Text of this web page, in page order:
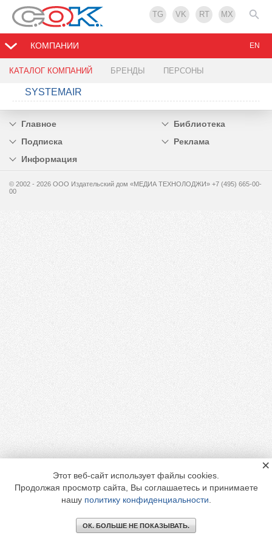
TG VK RT MX
КОМПАНИИ
КАТАЛОГ КОМПАНИЙ БРЕНДЫ ПЕРСОНЫ
EN
SYSTEMAIR
Главное
Библиотека
Подписка
Реклама
Информация
© 2002 - 2026 OOO Издательский дом «МЕДИА ТЕХНОЛОДЖИ» +7 (495) 665-00-
00
Этот веб-сайт использует файлы cookies.
Продолжая просмотр сайта, Вы соглашаетесь и принимаете
нашу политику конфиденциальности
ОК. БОЛЬШЕ НЕ ПОКАЗЫВАТЬ.
×